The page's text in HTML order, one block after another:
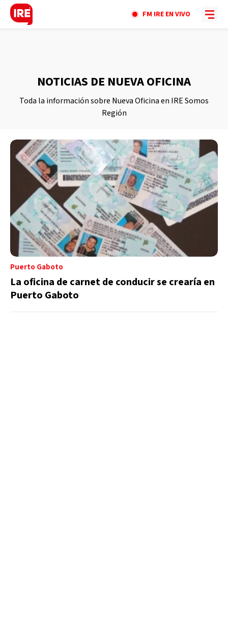
FM IRE EN VIVO
NOTICIAS DE NUEVA OFICINA
Toda la información sobre Nueva Oficina en IRE Somos
Región
Puerto Gaboto
La oficina de carnet de conducir se crearía en
Puerto Gaboto